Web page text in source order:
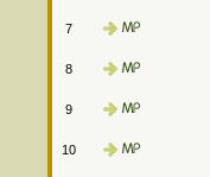
7
8
9
10